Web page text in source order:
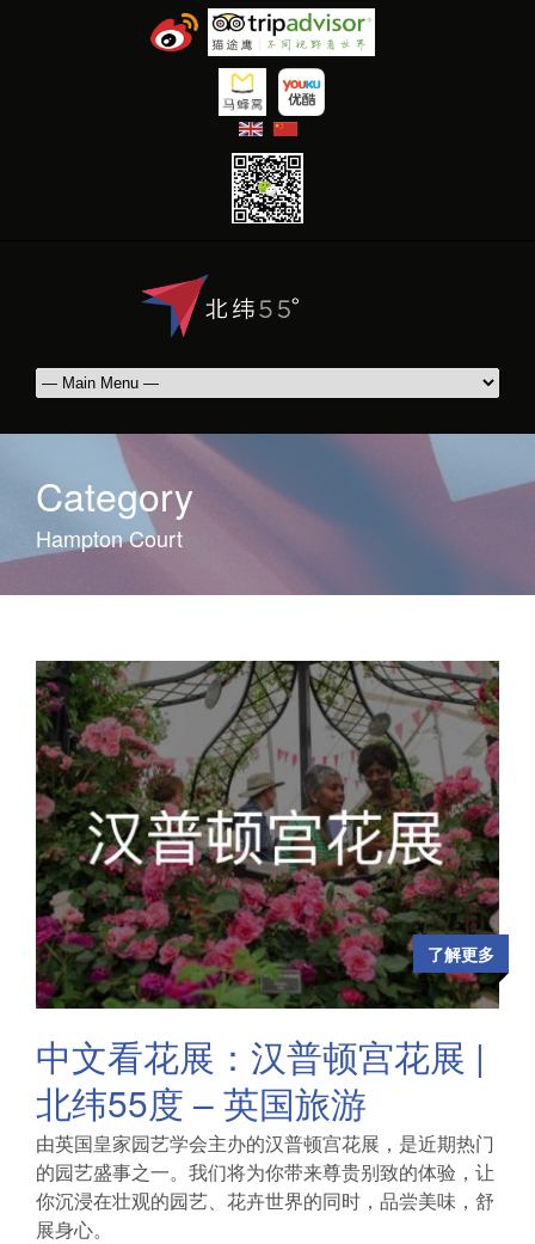
|
Category
Hampton Court
了解更多
中文看花展：汉普顿宫花展 |
北纬55度 – 英国旅游
由英国皇家园艺学会主办的汉普顿宫花展，是近期热门
的园艺盛事之一。我们将为你带来尊贵别致的体验，让
你沉浸在壮观的园艺、花卉世界的同时，品尝美味，舒
展身心。